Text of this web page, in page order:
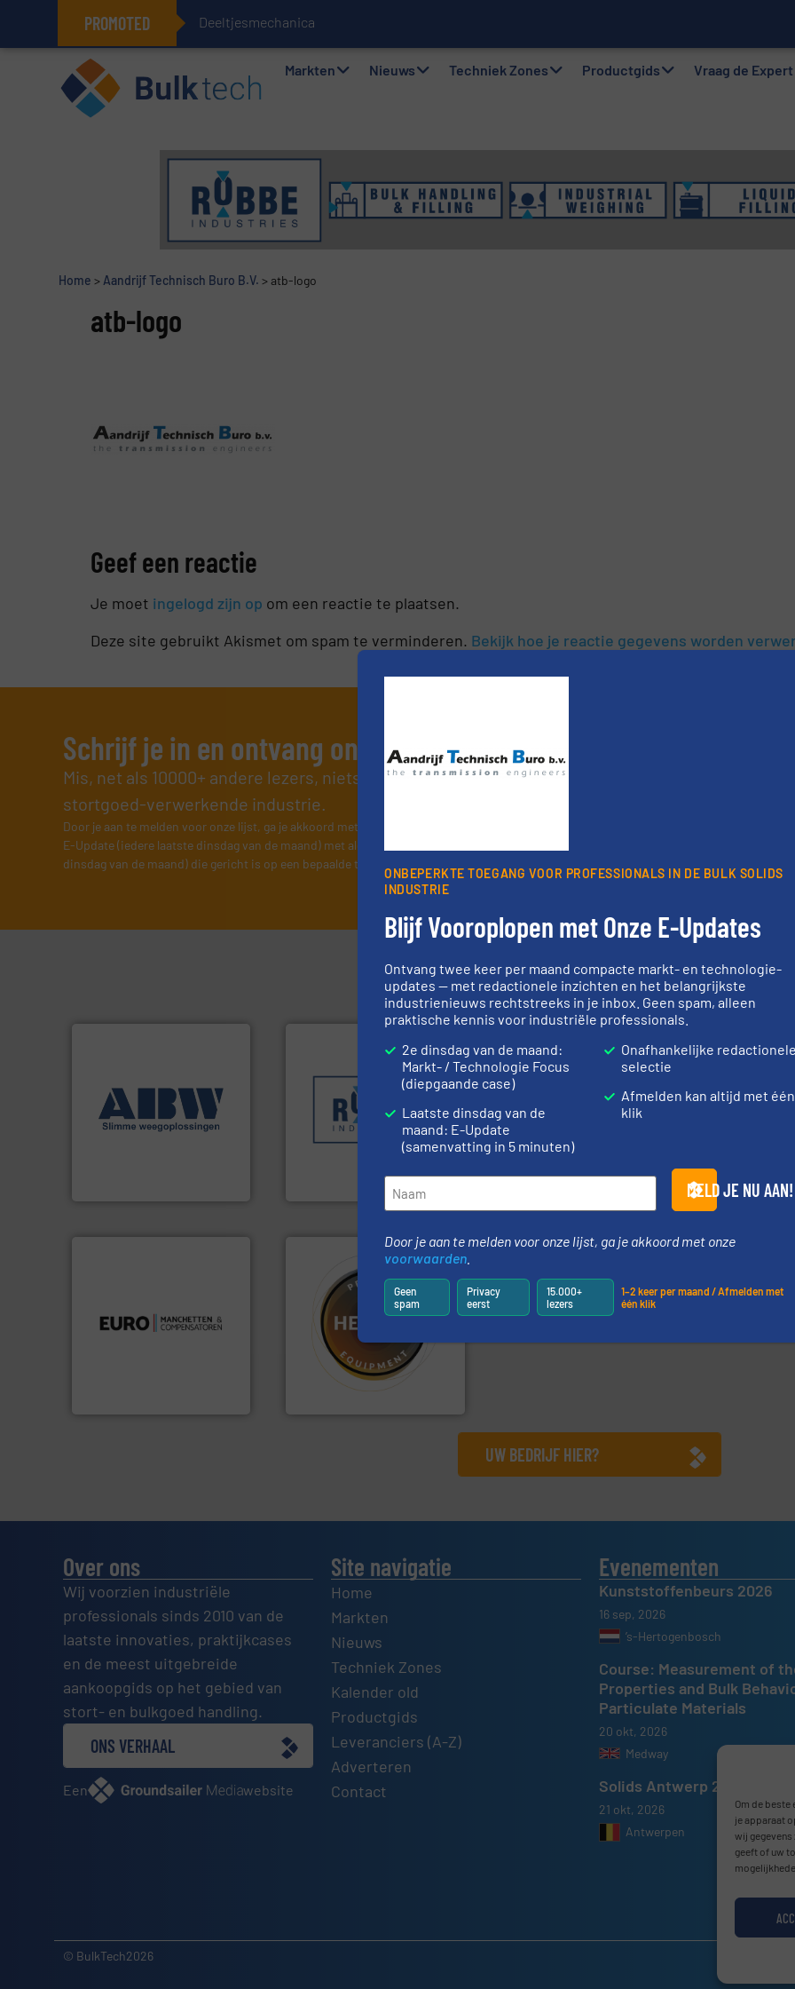
Om de
je apparaat
wij gegevens
geeft of uw
PROMOTED Deeltjesmechanica en krachtnet
Geïntegreerde doserings- en weegsystemen: Efficiëntie, kwaliteit en duurzaamheid in één
Markten Nieuws Techniek Zones Productgids Vraag de Expert
Home > Aandrijf Technisch Buro B.V. > atb-logo
atb-logo
Geef een reactie
Je moet ingelogd zijn op om een reactie te plaatsen.
Deze site gebruikt Akismet om spam te verminderen. Bekijk hoe je reactie gegevens worden
Schrijf je in en ontvang ons nieuws
Mis, net als 10000+ andere lezers, niets meer van de (technische) ontwikkelingen binnen de
stortgoed-verwerkende industrie.
Door je aan te melden voor onze lijst, ga je akkoord met onze
E-Update (iedere laatste dinsdag van de maand) met algemene updates uit de branche en één E-Product nieuwsbrief (iedere tweede
dinsdag van de maand) die gericht is op een bepaalde technologie.
Partners
aan weegapparatuur en -
componenten diverse
geautomatiseerde
weegoplossingen. Meer info
Robbe Industries nv
gespecialiseerd in weeg-,
verpakking- en
transportprocessen die
klanten in verschillende
sectoren hebben geholpen.
DMN-WESTINGHOUSE
voor de voedings-, dairy,
farmaceutische,
mineralen-, energie en
biomassa industrieën.
Meer info ➜
Dinnissen BV
Trusted by
info ➜
dan dertig jaar actief op het
gebied van flexibele
Hethon Nederland BV
HETHON is wereldwijd
specialist in poeder- en
vloeistofdosering, met
name bij lastig te verwerken
materialen.
UW BEDRIJF HIER?
Over ons
Wij voorzien industriële
professionals sinds 2010 van de
laatste innovaties, praktijkcases
en de meest uitgebreide
aankoopgids op het gebied van
stort- en bulkgoed handling.
ONS VERHAAL
Een website
Site navigatie
Home
Markten
Nieuws
Techniek Zones
Kalender old
Productgids
Leveranciers (A-Z)
Adverteren
Contact
Evenementen
Kunststoffenbeurs 2026
16 sep, 2026
’s-Hertogenbosch
Course: Measurement of
Properties and Bulk
Particulate Materials
20 okt, 2026
Medway
Solids Antwerp 2026
21 okt, 2026
Antwerpen
© BulkTech2026
ONBEPERKTE TOEGANG VOOR PROFESSIONALS IN DE BULK SOLIDS
INDUSTRIE
Blijf Vooroplopen met Onze E-Updates
Ontvang twee keer per maand compacte markt- en technologie-
updates — met redactionele inzichten en het belangrijkste
industrienieuws rechtstreeks in je inbox. Geen spam, alleen
praktische kennis voor industriële professionals.
2e dinsdag van de maand:
Markt- / Technologie Focus
(diepgaande case)
Laatste dinsdag van de
maand: E-Update
(samenvatting in 5 minuten)
Onafhankelijke redactionele
selectie
Afmelden kan altijd met één
klik
MELD JE NU AAN!
Door je aan te melden voor onze lijst, ga je akkoord met onze
voorwaarden
Geen
spam
Privacy
eerst
15.000+
lezers
1–2 keer per maand / Afmelden met
één klik